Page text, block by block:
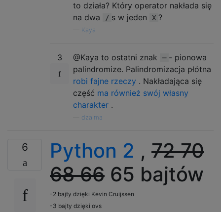
to działa? Który operator nakłada się
na dwa
/ s w jeden X ?
Kaya
3 @Kaya to ostatni znak ─ - pionowa
palindromize. Palindromizacja płótna
robi fajne rzeczy . Nakładająca się
część ma również swój własny
charakter .
dzaima
6 Python 2 , 7270
6866 65 bajtów
-2 bajty dzięki Kevin Cruijssen
-3 bajty dzięki ovs